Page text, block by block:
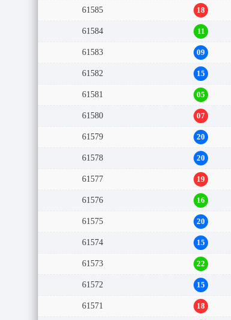
61585 18
61584 11
61583 09
61582 15
61581 05
61580 07
61579 20
61578 20
61577 19
61576 16
61575 20
61574 15
61573 22
61572 15
61571 18